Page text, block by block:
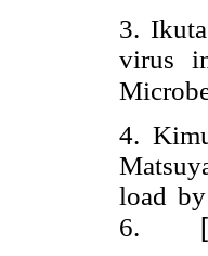
3.
virus
4.
load
6. [